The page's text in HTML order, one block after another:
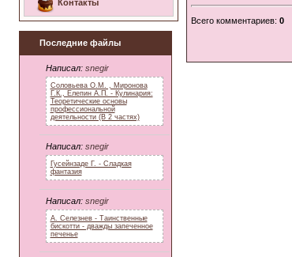
Контакты
Последние файлы
Написал: snegir
Соловьева О.М. , Миронова
Г.К., Елепин А.П. - Кулинария:
Теоретические основы
профессиональной
деятельности (В 2 частях)
Написал: snegir
Гусейнзаде Г. - Сладкая
фантазия
Написал: snegir
А. Селезнев - Таинственные
бискотти - дважды запеченное
печенье
Всего комментариев: 0